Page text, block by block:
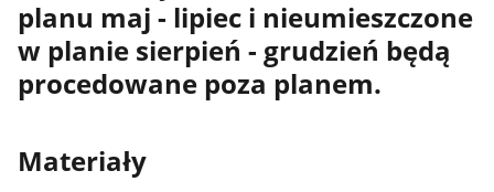
planu maj - lipiec i nieumieszczone
w planie sierpień - grudzień będą
procedowane poza planem.
Materiały